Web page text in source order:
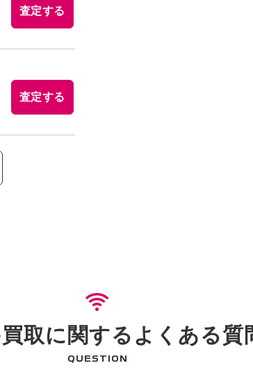
査定する
査定する
取に関するよくある質
QUESTION